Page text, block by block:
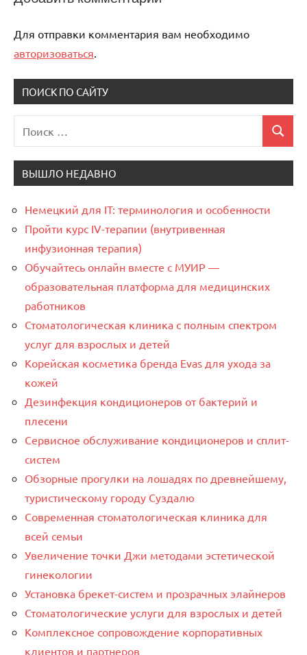
Для отправки комментария вам необходимо
авторизоваться
ПОИСК ПО САЙТУ
для:
Поиск
ВЫШЛО НЕДАВНО
Немецкий для IT: терминология и особенности
Пройти курс IV-терапии (внутривенная
инфузионная терапия)
Обучайтесь онлайн вместе с МУИР —
образовательная платформа для медицинских
работников
Стоматологическая клиника с полным спектром
услуг для взрослых и детей
Корейская косметика бренда Evas для ухода за
кожей
Дезинфекция кондиционеров от бактерий и
плесени
Сервисное обслуживание кондиционеров и сплит-
систем
Обзорные прогулки на лошадях по древнейшему,
туристическому городу Суздалю
Современная стоматологическая клиника для
всей семьи
Увеличение точки Джи методами эстетической
гинекологии
Установка брекет-систем и прозрачных элайнеров
Стоматологические услуги для взрослых и детей
Комплексное сопровождение корпоративных
клиентов и партнеров